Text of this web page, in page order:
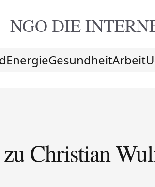
NGO DIE
EnergieGesundheitArbeit
Christian